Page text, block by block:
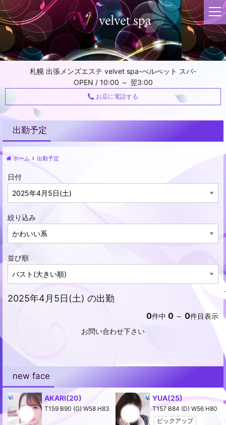
札幌 出張メンズエステ velvet spa-べルべット スパ-
OPEN / 10:00 ～ 翌3:00
お店に電話する
出勤予定
ホーム 出勤予定
日付
絞り込み
並び順
2025年4月5日(土) の出勤
0件中 0 ～ 0件目表示
お問い合わせ下さい
new face
AKARI(20)
T159 B90 (G) W58 H83
YUA(25)
T157 B84 (D) W56 H80
ピックアップ
t
o
g
g
l
a
i